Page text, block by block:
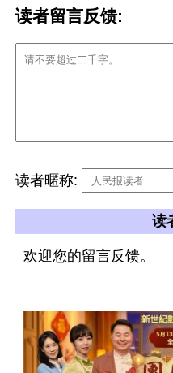
读者留言反馈:
读者暱称:
读
欢迎您的留言反馈。